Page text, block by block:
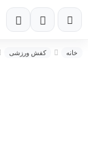
خانه کفش ورزشی